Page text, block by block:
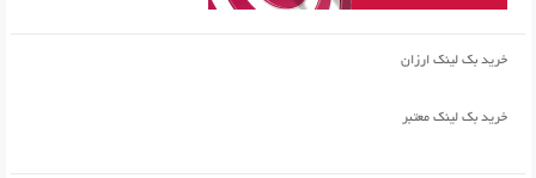
خرید بک لینک ارزان
خرید بک لینک معتبر